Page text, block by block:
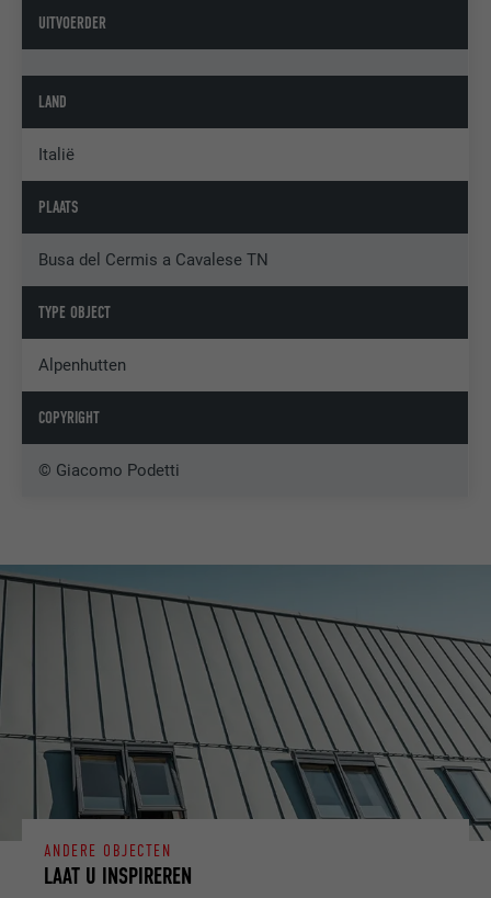
UITVOERDER
LAND
Italië
PLAATS
Busa del Cermis a Cavalese TN
TYPE OBJECT
Alpenhutten
COPYRIGHT
© Giacomo Podetti
LAAT U INSPIREREN
ANDERE OBJECTEN